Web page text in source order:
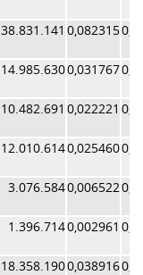
38.831.141 0,082315
14.985.6300,031767
10.482.691 0,022221
12.010.6140,025460
3.076.5840,006522
1.396.7140,002961
18.358.1900,038916